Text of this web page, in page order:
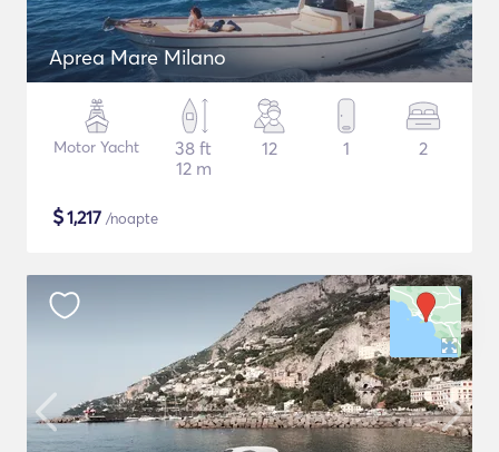
Aprea Mare Milano
Motor Yacht
38 ft
12 m
12 1 2
$1,217 /noapte